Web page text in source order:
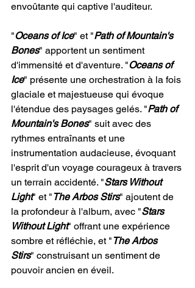
envoûtante qui captive l'auditeur.
"Oceans of Ice" et "Path of Mountain's
Bones" apportent un sentiment
d'immensité et d'aventure. "Oceans of
Ice" présente une orchestration à la fois
glaciale et majestueuse qui évoque
l'étendue des paysages gelés. "Path of
Mountain's Bones" suit avec des
rythmes entraînants et une
instrumentation audacieuse, évoquant
l'esprit d'un voyage courageux à travers
un terrain accidenté. "Stars Without
Light" et "The Arbos Stirs" ajoutent de
la profondeur à l'album, avec "Stars
Without Light" offrant une expérience
sombre et réfléchie, et "The Arbos
Stirs" construisant un sentiment de
pouvoir ancien en éveil.